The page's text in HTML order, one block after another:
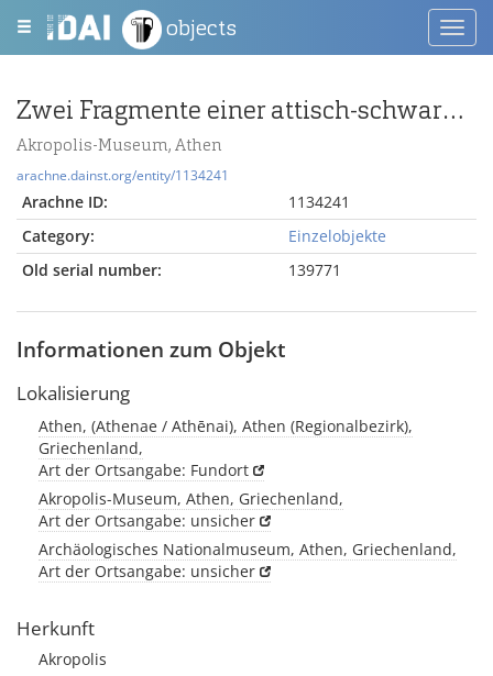
objects
Zwei Fragmente einer attisch-schwarzfigurigen Kleinmeisterschale mit Tierfries
Akropolis-Museum, Athen
arachne.dainst.org/entity/1134241
Arachne ID:
1134241
Category:
Einzelobjekte
Old serial number:
139771
Informationen zum Objekt
Lokalisierung
Athen, (Athenae / Athēnai), Athen (Regionalbezirk),
Griechenland,
Art der Ortsangabe: Fundort
Akropolis-Museum, Athen, Griechenland,
Art der Ortsangabe: unsicher
Archäologisches Nationalmuseum, Athen, Griechenland,
Art der Ortsangabe: unsicher
Herkunft
Akropolis